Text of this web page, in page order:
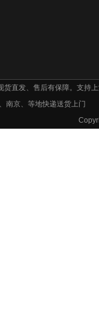
货直发、售后有保障。支持
南京、等地快递送货上门